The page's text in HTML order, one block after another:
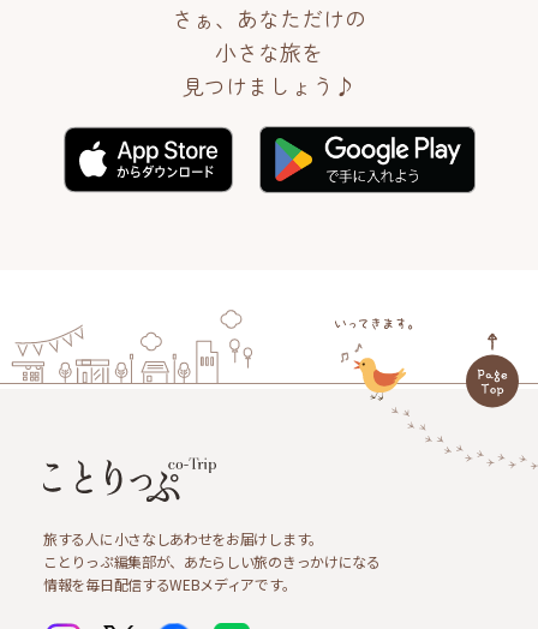
さぁ、あなただけの
小さな旅を
見つけましょう♪
旅する人に小さなしあわせをお届けします。
ことりっぷ編集部が、あたらしい旅のきっかけになる
情報を毎日配信するWEBメディアです。